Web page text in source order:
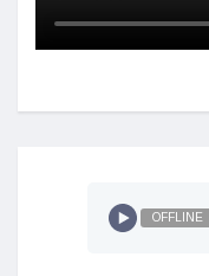
OFFLINE